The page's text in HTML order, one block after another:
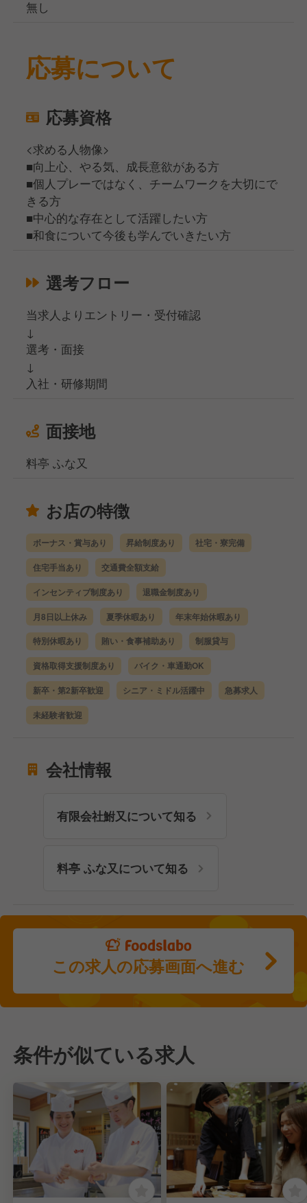
無し
応募について
応募資格
<求める人物像>
■向上心、やる気、成長意欲がある方
■個人プレーではなく、チームワークを大切にで
きる方
■中心的な存在として活躍したい方
■和食について今後も学んでいきたい方
選考フロー
当求人よりエントリー・受付確認
↓
選考・面接
↓
入社・研修期間
面接地
料亭 ふな又
お店の特徴
ボーナス・賞与あり 昇給制度あり 社宅・寮完備
住宅手当あり 交通費全額支給
インセンティブ制度あり 退職金制度あり
月8日以上休み 夏季休暇あり 年末年始休暇あり
特別休暇あり 賄い・食事補助あり 制服貸与
資格取得支援制度あり バイク・車通勤OK
新卒・第2新卒歓迎 シニア・ミドル活躍中 急募求人
未経験者歓迎
会社情報
有限会社鮒又について知る
料亭 ふな又について知る
この求人の応募画面へ進む
条件が似ている求人